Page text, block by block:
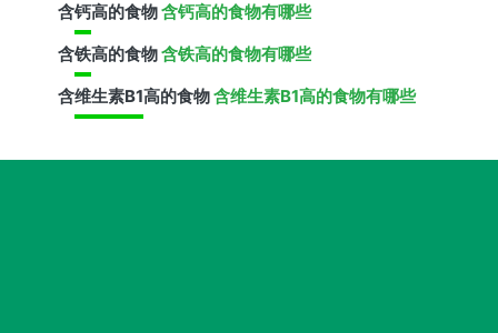
含钙高的食物含钙高的食物有哪些
含铁高的食物含铁高的食物有哪些
含维生素B1高的食物含维生素B1高的食物有哪些